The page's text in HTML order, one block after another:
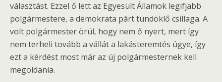
választást. Ezzel ő lett az Egyesült Államok legifjabb
polgármestere, a demokrata párt tündöklő csillaga. A
volt polgármester örül, hogy nem ő nyert, mert így
nem terheli tovább a vállát a lakásteremtés ügye, így
ezt a kérdést most már az új polgármesternek kell
megoldania.